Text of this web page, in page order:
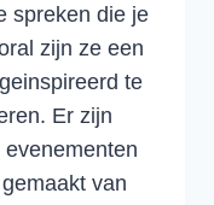
spreken die je
zijn ze een
te
Er zijn
van